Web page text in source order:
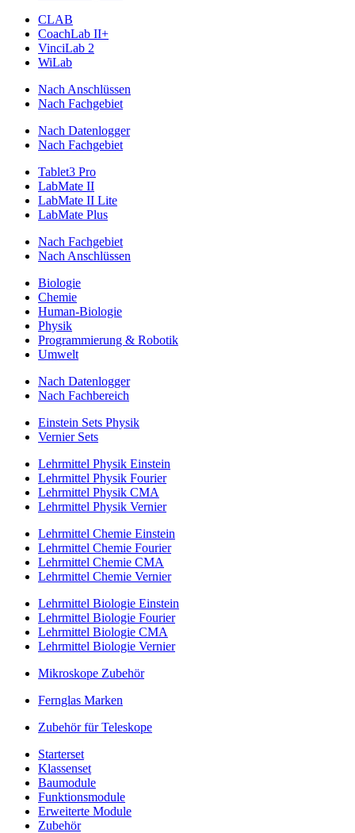
CLAB
CoachLab II+
VinciLab 2
WiLab
Nach Anschlüssen
Nach Fachgebiet
Nach Datenlogger
Nach Fachgebiet
Tablet3 Pro
LabMate II
LabMate II Lite
LabMate Plus
Nach Fachgebiet
Nach Anschlüssen
Biologie
Chemie
Human-Biologie
Physik
Programmierung & Robotik
Umwelt
Nach Datenlogger
Nach Fachbereich
Einstein Sets Physik
Vernier Sets
Lehrmittel Physik Einstein
Lehrmittel Physik Fourier
Lehrmittel Physik CMA
Lehrmittel Physik Vernier
Lehrmittel Chemie Einstein
Lehrmittel Chemie Fourier
Lehrmittel Chemie CMA
Lehrmittel Chemie Vernier
Lehrmittel Biologie Einstein
Lehrmittel Biologie Fourier
Lehrmittel Biologie CMA
Lehrmittel Biologie Vernier
Mikroskope Zubehör
Fernglas Marken
Zubehör für Teleskope
Starterset
Klassenset
Baumodule
Funktionsmodule
Erweiterte Module
Zubehör